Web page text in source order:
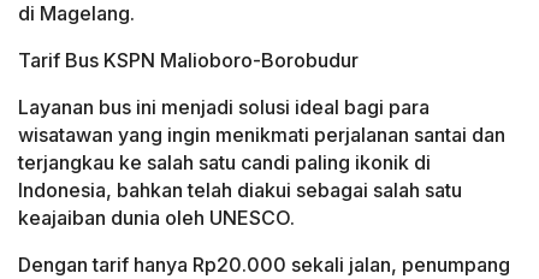
di Magelang.
Tarif Bus KSPN Malioboro-Borobudur
Layanan bus ini menjadi solusi ideal bagi para
wisatawan yang ingin menikmati perjalanan santai dan
terjangkau ke salah satu candi paling ikonik di
Indonesia, bahkan telah diakui sebagai salah satu
keajaiban dunia oleh UNESCO.
Dengan tarif hanya Rp20.000 sekali jalan, penumpang